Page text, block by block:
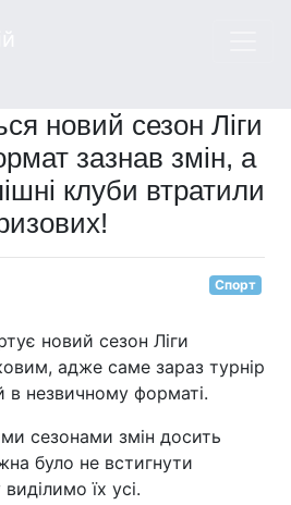
новий сезон Ліги
зазнав змін, а
клуби втратили
Спорт
новий сезон Ліги
адже саме зараз турнір
в незвичному форматі.
сезонами змін досить
було не встигнути
їх усі.